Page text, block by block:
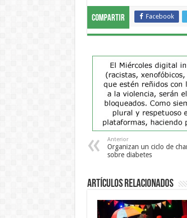
Compartir Facebook
Anterior
Organizan un ciclo de
sobre diabetes
Artículos Relacionados